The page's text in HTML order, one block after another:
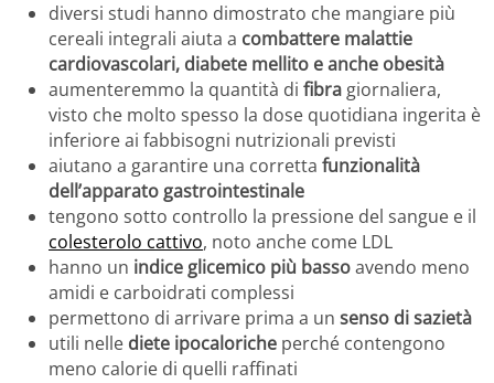
diversi studi hanno dimostrato che mangiare più
cereali integrali aiuta a combattere malattie
cardiovascolari, diabete mellito e anche obesità
aumenteremmo la quantità di fibra giornaliera,
visto che molto spesso la dose quotidiana ingerita è
inferiore ai fabbisogni nutrizionali previsti
aiutano a garantire una corretta funzionalità
dell’apparato gastrointestinale
tengono sotto controllo la pressione del sangue e il
colesterolo cattivo, noto anche come LDL
hanno un indice glicemico più bassoavendo meno
amidi e carboidrati complessi
permettono di arrivare prima a un senso di sazietà
utili nelle diete ipocaloriche perché contengono
meno calorie di quelli raffinati